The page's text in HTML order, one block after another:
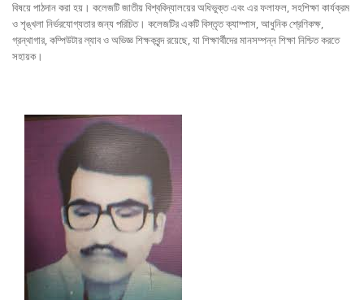
বিষয়ে পাঠদান করা হয়। কলেজটি জাতীয় বিশ্ববিদ্যালয়ের অধিভুক্ত এবং এর ফলাফল, সহশিক্ষা কার্যক্রম
ও শৃঙ্খলা নির্ভরযোগ্যতার জন্য পরিচিত। কলেজটির একটি বিস্তৃত ক্যাম্পাস, আধুনিক শ্রেণিকক্ষ,
গ্রন্থাগার, কম্পিউটার ল্যাব ও অভিজ্ঞ শিক্ষকবৃন্দ রয়েছে, যা শিক্ষার্থীদের মানসম্পন্ন শিক্ষা নিশ্চিত করতে
সহায়ক।